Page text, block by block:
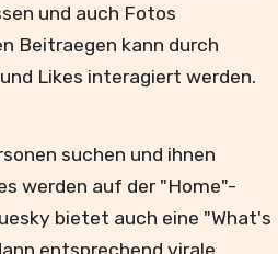
und auch Fotos
Beitraegen kann durch
Likes interagiert werden.
suchen und ihnen
werden auf der "Home"-
bietet auch eine "What's